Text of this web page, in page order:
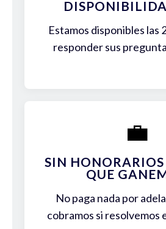
Estamos disponibles las
responder sus
💼
SIN
QUE
No paga nada por
cobramos si resolvemos